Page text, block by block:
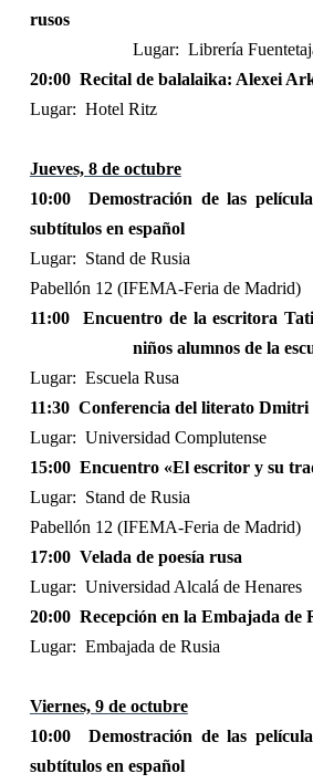
rusos
Lugar: Librería
20:00 Recital de balalaika: Alexei
Lugar: Hotel Ritz
Jueves, 8 de octubre
10:00
Demostración de las
subtítulos en español
Lugar: Stand de Rusia
Pabellón 12 (IFEMA-Feria de Madrid)
11:00
Encuentro de la escritora
niños alumnos de la
Lugar: Escuela Rusa
11:30 Conferencia del literato Dmitri
Lugar: Universidad Complutense
15:00 Encuentro «El escritor y su
Lugar: Stand de Rusia
Pabellón 12 (IFEMA-Feria de Madrid)
17:00 Velada de poesía rusa
Lugar: Universidad Alcalá de Henares
20:00 Recepción en la Embajada de
Lugar: Embajada de Rusia
Viernes, 9 de octubre
10:00
Demostración de las
subtítulos en español